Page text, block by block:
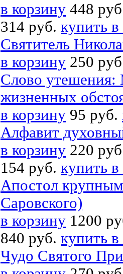
в корзину 448
314 руб. купить
Святитель
в корзину 250
Слово утешения:
жизненных
в корзину 95 руб.
Алфавит
в корзину 220
154 руб. купить
Апостол
Саровского)
в корзину 1200
840 руб. купить
Чудо Святого